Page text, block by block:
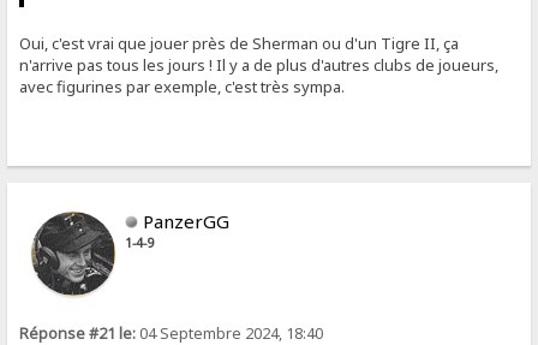
Oui, c'est vrai que jouer près de Sherman ou d'un Tigre II, ça
n'arrive pas tous les jours ! Il y a de plus d'autres clubs de joueurs,
avec figurines par exemple, c'est très sympa.
PanzerGG
1-4-9
Réponse #21 le: 04 Septembre 2024, 18:40